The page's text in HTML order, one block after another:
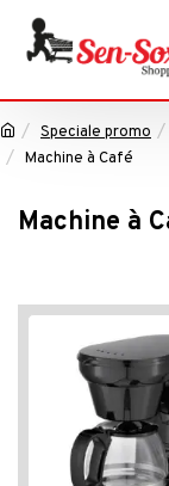
Speciale promo
Machine à Café
Machine à